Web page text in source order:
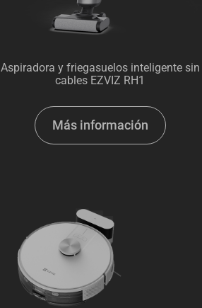
Aspiradora y friegasuelos inteligente sin
cables EZVIZ RH1
Más información